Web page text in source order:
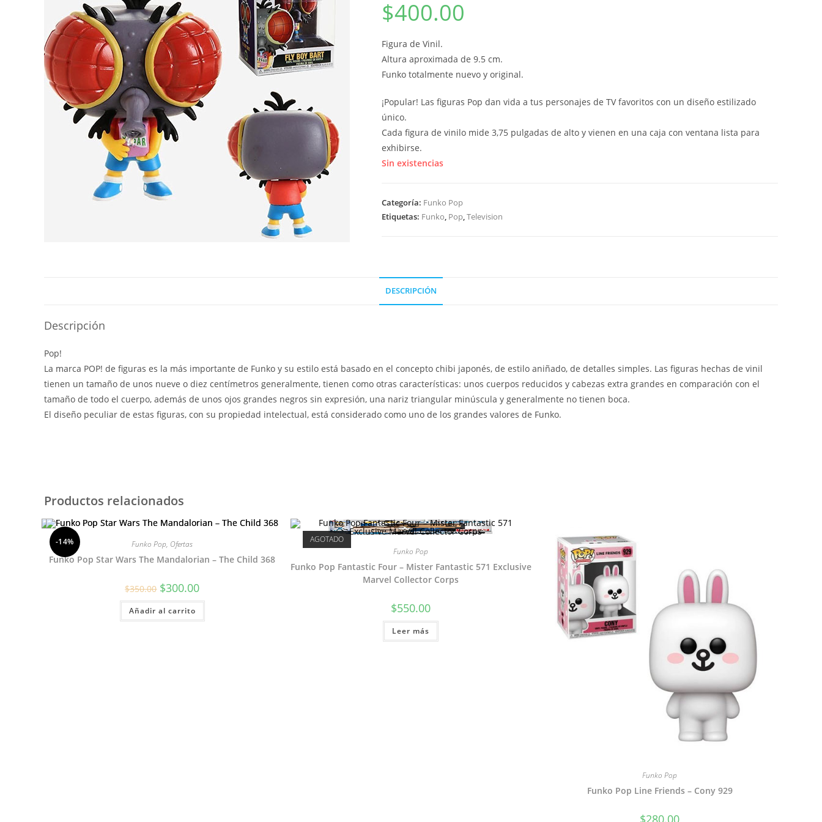
$400.00
Figura de Vinil.
Altura aproximada de 9.5 cm.
Funko totalmente nuevo y original.
¡Popular! Las figuras Pop dan vida a tus personajes de TV favoritos con un diseño estilizado
único.
Cada figura de vinilo mide 3,75 pulgadas de alto y vienen en una caja con ventana lista para
exhibirse.
Sin existencias
Categoría: Funko Pop
Etiquetas: Funko, Pop,Television
DESCRIPCIÓN
Descripción
Pop!
La marca POP! de figuras es la más importante de Funko y su estilo está basado en el concepto chibi japonés, de estilo aniñado, de detalles simples. Las figuras hechas de vinil
tienen un tamaño de unos nueve o diez centímetros generalmente, tienen como otras características: unos cuerpos reducidos y cabezas extra grandes en comparación con el
tamaño de todo el cuerpo, además de unos ojos grandes negros sin expresión, una nariz triangular minúscula y generalmente no tienen boca.
El diseño peculiar de estas figuras, con su propiedad intelectual, está considerado como uno de los grandes valores de Funko.
Productos relacionados
-14% Funko Pop, Ofertas
Funko Pop Star Wars The Mandalorian – The Child 368
$350.00 El
precio
original
era:
$350.00.
$300.00El
actual
$300.00.
Añadir al carrito
AGOTADO
Funko Pop
Funko Pop Fantastic Four – Mister Fantastic 571 Exclusive
Marvel Collector Corps
$550.00
Leer más
Funko Pop
Funko Pop Line Friends – Cony 929
$280.00